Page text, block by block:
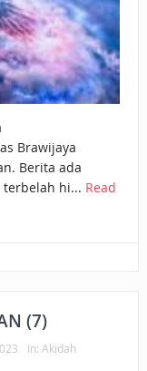
Brawijaya
Berita ada
hi... Read
(7)
In: Akidah